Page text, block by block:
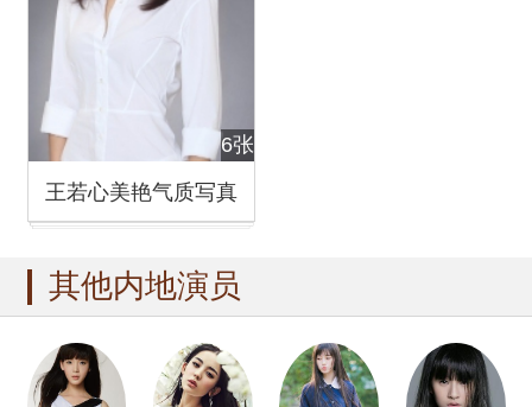
6张
王若心美艳气质写真
其他内地演员